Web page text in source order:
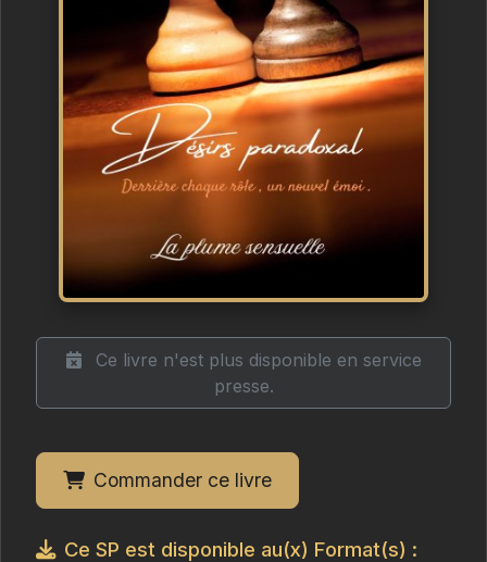
Ce livre n'est plus disponible en service
presse.
Commander ce livre
Ce SP est disponible au(x) Format(s) :